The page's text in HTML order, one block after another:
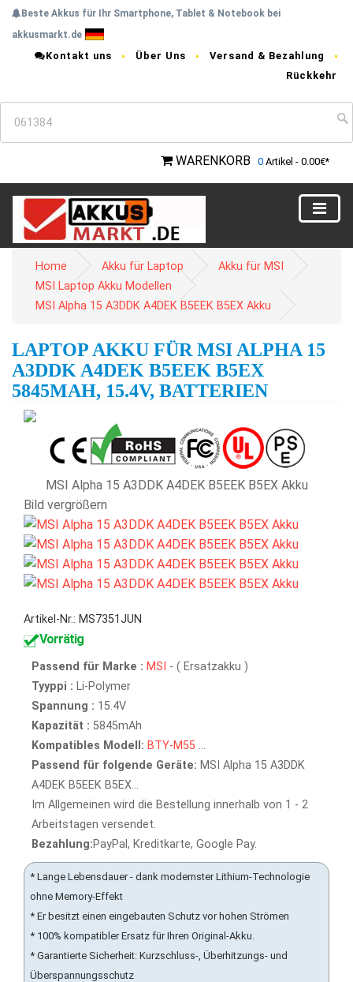
Beste Akkus für Ihr Smartphone, Tablet & Notebook bei
akkusmarkt.de
Kontakt uns Über Uns
Versand & Bezahlung
Rückkehr
WARENKORB 0 Artikel - 0.00€*
Home Akku für Laptop
Akku für MSI
MSI Laptop Akku Modellen
MSI Alpha 15 A3DDK A4DEK B5EEK B5EX Akku
LAPTOP AKKU FÜR MSI ALPHA 15
A3DDK A4DEK B5EEK B5EX
5845MAH, 15.4V, BATTERIEN
MSI Alpha 15 A3DDK A4DEK B5EEK B5EX Akku
Bild vergrößern
Artikel-Nr.: MS7351JUN
Vorrätig
Passend für Marke : MSI - ( Ersatzakku )
Tyyppi : Li-Polymer
Spannung : 15.4V
Kapazität : 5845mAh
Kompatibles Modell: BTY-M55 ...
Passend für folgende Geräte: MSI Alpha 15 A3DDK
A4DEK B5EEK B5EX...
Im Allgemeinen wird die Bestellung innerhalb von 1 - 2
Arbeitstagen versendet.
Bezahlung:PayPal, Kreditkarte, Google Pay.
* Lange Lebensdauer - dank modernster Lithium-Technologie
ohne Memory-Effekt
* Er besitzt einen eingebauten Schutz vor hohen Strömen
* 100% kompatibler Ersatz für Ihren Original-Akku.
* Garantierte Sicherheit: Kurzschluss-, Überhitzungs- und
Überspannungsschutz